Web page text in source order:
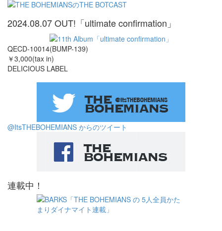
2024.08.07 OUT!「ultimate confirmation」
QECD-10014(BUMP-139)
￥3,000(tax in)
DELICIOUS LABEL
@ItsTHEBOHEMIANS からのツイート
連載中！